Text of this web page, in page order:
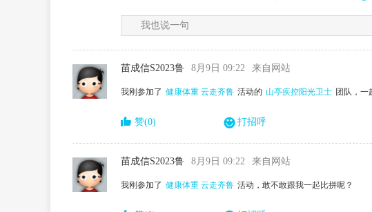
我也说一句
苗成信S2023鲁 8月9日 09:22 来自网站
我刚参加了 健康体重 云走齐鲁 活动的 山亭疾控阳光卫士 团队，一
赞(0) 打招呼
苗成信S2023鲁 8月9日 09:22 来自网站
我刚参加了 健康体重 云走齐鲁 活动，敢不敢跟我一起比拼呢？